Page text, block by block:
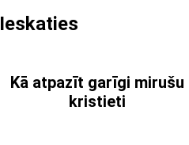
Ieskaties
Kā atpazīt garīgi mirušu
kristieti